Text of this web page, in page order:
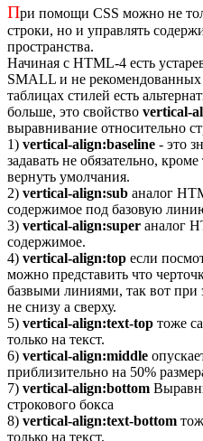
При помощи CSS можно не
строки, но и управлять
пространства.
Начиная с HTML-4 есть
SMALL и не
таблицах стилей есть
больше, это свойство vertical-
выравнивание относительно
1) vertical-align:baseline - это
задавать не обязательно,
вернуть умолчания.
2) vertical-align:sub аналог
содержимое под базовую
3) vertical-align:super аналог
содержимое.
4) vertical-align:top если
можно представить что
базвыми линиями, так вот при
не снизу а сверху.
5) vertical-align:text-top тоже
только на текст.
6) vertical-align:middle
приблизительно на 50%
7) vertical-align:bottom
строкового бокса
8) vertical-align:text-bottom
только на текст.